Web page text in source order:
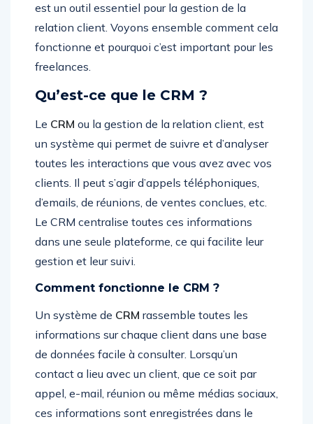
est un outil essentiel pour la gestion de la
relation client. Voyons ensemble comment cela
fonctionne et pourquoi c’est important pour les
freelances.
Qu’est-ce que le CRM ?
Le CRM ou la gestion de la relation client, est
un système qui permet de suivre et d’analyser
toutes les interactions que vous avez avec vos
clients. Il peut s’agir d’appels téléphoniques,
d’emails, de réunions, de ventes conclues, etc.
Le CRM centralise toutes ces informations
dans une seule plateforme, ce qui facilite leur
gestion et leur suivi.
Comment fonctionne le CRM ?
Un système de CRM rassemble toutes les
informations sur chaque client dans une base
de données facile à consulter. Lorsqu’un
contact a lieu avec un client, que ce soit par
appel, e-mail, réunion ou même médias sociaux,
ces informations sont enregistrées dans le